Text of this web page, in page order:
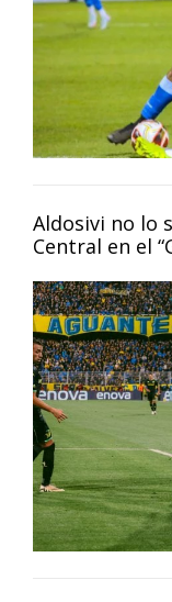
Aldosivi no lo
Central en el